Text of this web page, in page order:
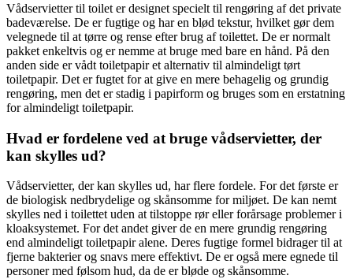
Vådservietter til toilet er designet specielt til rengøring af det private
badeværelse. De er fugtige og har en blød tekstur, hvilket gør dem
velegnede til at tørre og rense efter brug af toilettet. De er normalt
pakket enkeltvis og er nemme at bruge med bare en hånd. På den
anden side er vådt toiletpapir et alternativ til almindeligt tørt
toiletpapir. Det er fugtet for at give en mere behagelig og grundig
rengøring, men det er stadig i papirform og bruges som en erstatning
for almindeligt toiletpapir.
Hvad er fordelene ved at bruge vådservietter, der
kan skylles ud?
Vådservietter, der kan skylles ud, har flere fordele. For det første er
de biologisk nedbrydelige og skånsomme for miljøet. De kan nemt
skylles ned i toilettet uden at tilstoppe rør eller forårsage problemer i
kloaksystemet. For det andet giver de en mere grundig rengøring
end almindeligt toiletpapir alene. Deres fugtige formel bidrager til at
fjerne bakterier og snavs mere effektivt. De er også mere egnede til
personer med følsom hud, da de er bløde og skånsomme.